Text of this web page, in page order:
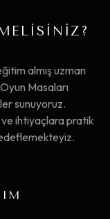
almış uzman
Masaları
sunuyoruz.
ve ihtiyaçlara pratik